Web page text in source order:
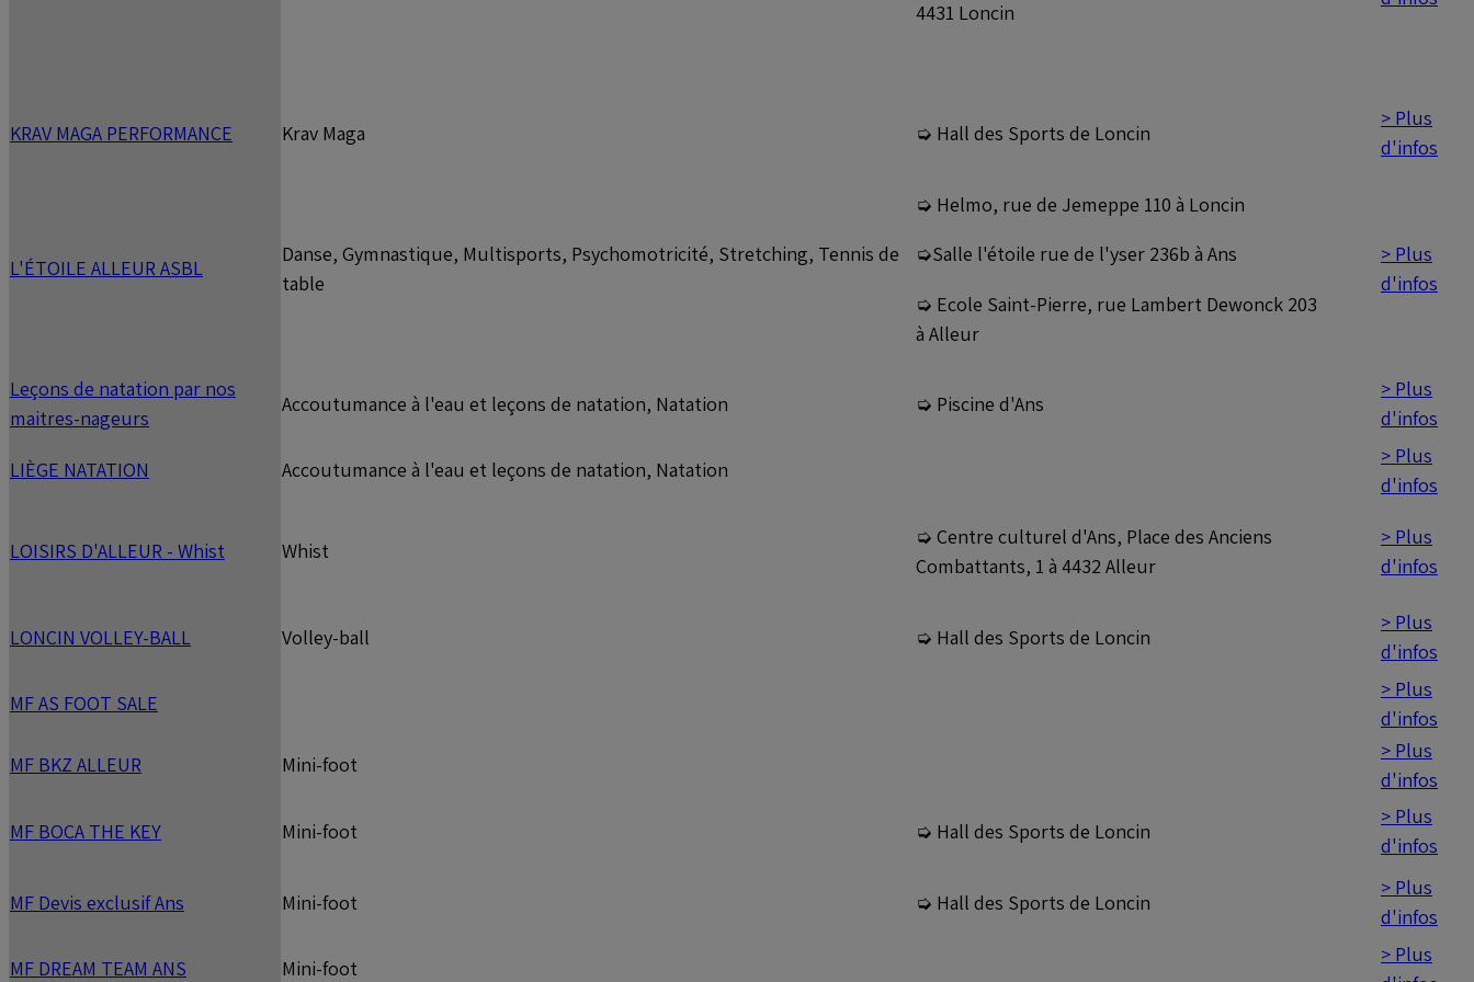
4431 Loncin
KRAV MAGA PERFORMANCE Krav Maga ➭ Hall des Sports de Loncin
> Plus
d'infos
L'ÉTOILE ALLEUR ASBL
Danse, Gymnastique, Multisports, Psychomotricité, Stretching, Tennis de
table
➭ Helmo, rue de Jemeppe 110 à Loncin
➭Salle l'étoile rue de l'yser 236b à Ans
➭ Ecole Saint-Pierre, rue Lambert Dewonck 203
à Alleur
> Plus
d'infos
Leçons de natation par nos
maitres-nageurs
Accoutumance à l'eau et leçons de natation, Natation ➭ Piscine d'Ans
> Plus
d'infos
LIÈGE NATATION Accoutumance à l'eau et leçons de natation, Natation
> Plus
d'infos
LOISIRS D'ALLEUR - Whist Whist
➭ Centre culturel d'Ans, Place des Anciens
Combattants, 1 à 4432 Alleur
> Plus
d'infos
LONCIN VOLLEY-BALL Volley-ball ➭ Hall des Sports de Loncin
> Plus
d'infos
MF AS FOOT SALE
> Plus
d'infos
MF BKZ ALLEUR
Mini-foot
> Plus
d'infos
MF BOCA THE KEY Mini-foot ➭ Hall des Sports de Loncin
> Plus
d'infos
MF Devis exclusif Ans Mini-foot ➭ Hall des Sports de Loncin
> Plus
d'infos
MF DREAM TEAM ANS Mini-foot
> Plus